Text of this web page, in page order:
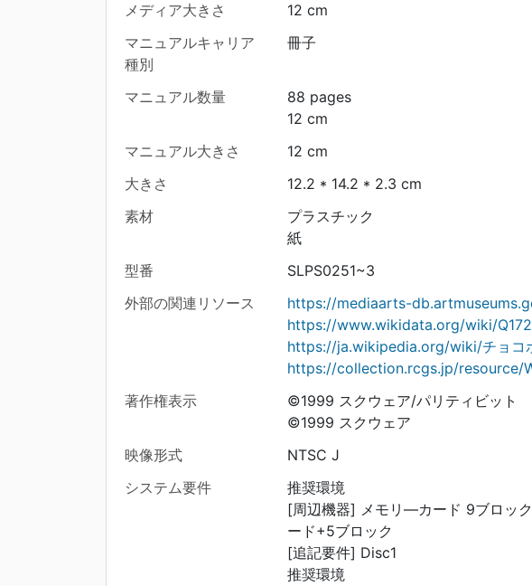
メディア大きさ
12 cm
マニュアルキャリア
種別
冊子
マニュアル数量
88 pages
12 cm
マニュアル大きさ
12 cm
大きさ
12.2 * 14.2 * 2.3 cm
素材
プラスチック
紙
型番
SLPS0251~3
外部の関連リソース
https://mediaarts-
https://www.wikidata.org/wiki/
https://ja.wikipedia.org/wiki/チョコ
https://collection.rcgs.jp/resource/
著作権表示
©1999 スクウェア/パリティビット
©1999 スクウェア
映像形式
NTSC J
システム要件
推奨環境
[周辺機器] メモリ―カード 9ブロッ
ード+5ブロック
[追記要件] Disc1
推奨環境